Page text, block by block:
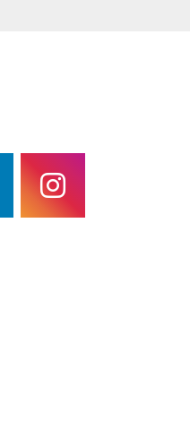
instagram